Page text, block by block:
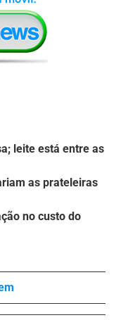
leite está entre as
as prateleiras
no custo do